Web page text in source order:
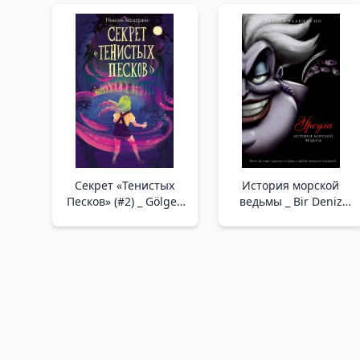
Секрет «Тенистых
Песков» (#2) _ Gölgeli
История морской
ведьмы _ Bir Deniz